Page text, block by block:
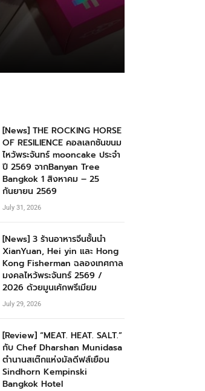
[News] THE ROCKING HORSE
OF RESILIENCE คอลเลกชันขนม
ไหว้พระจันทร์ mooncake ประจำ
ปี 2569 จากBanyan Tree
Bangkok 1 สิงหาคม – 25
กันยายน 2569
July 31, 2026
[News] 3 ร้านอาหารจีนชั้นนำ
XianYuan, Hei yin และ Hong
Kong Fisherman ฉลองเทศกาล
มงคลไหว้พระจันทร์ 2569 /
2026 ด้วยมูนเค้กพรีเมียม
July 29, 2026
[Review] “MEAT. HEAT. SALT.”
กับ Chef Dharshan Munidasa
ตำนานสเต๊กแห่งมัลดีฟส์เยือน
Sindhorn Kempinski
Bangkok Hotel